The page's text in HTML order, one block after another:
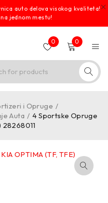
auto delova visokog kvaliteta!
jednom mestu!
0 0
i Opruge /
Auta / 4 Sportske Opruge
28268011